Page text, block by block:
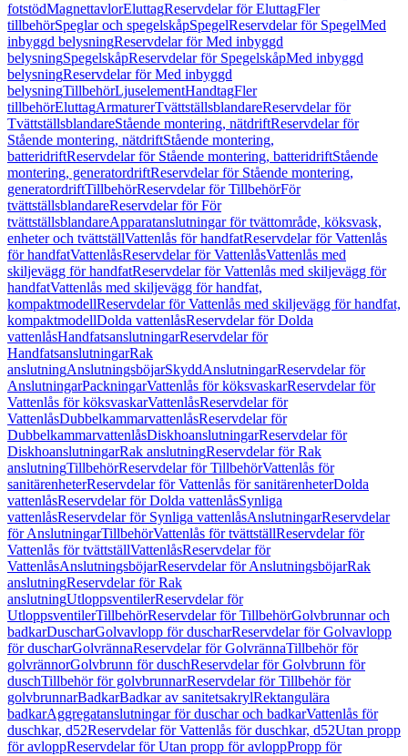
fotstödMagnettavlorEluttagReservdelar för EluttagFler
tillbehörSpeglar och spegelskåpSpegelReservdelar för SpegelMed
inbyggd belysningReservdelar för Med inbyggd
belysningSpegelskåpReservdelar för SpegelskåpMed inbyggd
belysningReservdelar för Med inbyggd
belysningTillbehörLjuselementHandtagFler
tillbehörEluttagArmaturerTvättställsblandareReservdelar för
TvättställsblandareStående montering, nätdriftReservdelar för
Stående montering, nätdriftStående montering,
batteridriftReservdelar för Stående montering, batteridriftStående
montering, generatordriftReservdelar för Stående montering,
generatordriftTillbehörReservdelar för TillbehörFör
tvättställsblandareReservdelar för För
tvättställsblandareApparatanslutningar för tvättområde, köksvask,
enheter och tvättställVattenlås för handfatReservdelar för Vattenlås
för handfatVattenlåsReservdelar för VattenlåsVattenlås med
skiljevägg för handfatReservdelar för Vattenlås med skiljevägg för
handfatVattenlås med skiljevägg för handfat,
kompaktmodellReservdelar för Vattenlås med skiljevägg för handfat,
kompaktmodellDolda vattenlåsReservdelar för Dolda
vattenlåsHandfatsanslutningarReservdelar för
HandfatsanslutningarRak
anslutningAnslutningsböjarSkyddAnslutningarReservdelar för
AnslutningarPackningarVattenlås för köksvaskarReservdelar för
Vattenlås för köksvaskarVattenlåsReservdelar för
VattenlåsDubbelkammarvattenlåsReservdelar för
DubbelkammarvattenlåsDiskhoanslutningarReservdelar för
DiskhoanslutningarRak anslutningReservdelar för Rak
anslutningTillbehörReservdelar för TillbehörVattenlås för
sanitärenheterReservdelar för Vattenlås för sanitärenheterDolda
vattenlåsReservdelar för Dolda vattenlåsSynliga
vattenlåsReservdelar för Synliga vattenlåsAnslutningarReservdelar
för AnslutningarTillbehörVattenlås för tvättställReservdelar för
Vattenlås för tvättställVattenlåsReservdelar för
VattenlåsAnslutningsböjarReservdelar för AnslutningsböjarRak
anslutningReservdelar för Rak
anslutningUtloppsventilerReservdelar för
UtloppsventilerTillbehörReservdelar för TillbehörGolvbrunnar och
badkarDuscharGolvavlopp för duscharReservdelar för Golvavlopp
för duscharGolvrännaReservdelar för GolvrännaTillbehör för
golvrännorGolvbrunn för duschReservdelar för Golvbrunn för
duschTillbehör för golvbrunnarReservdelar för Tillbehör för
golvbrunnarBadkarBadkar av sanitetsakrylRektangulära
badkarAggregatanslutningar för duschar och badkarVattenlås för
duschkar, d52Reservdelar för Vattenlås för duschkar, d52Utan propp
för avloppReservdelar för Utan propp för avloppPropp för